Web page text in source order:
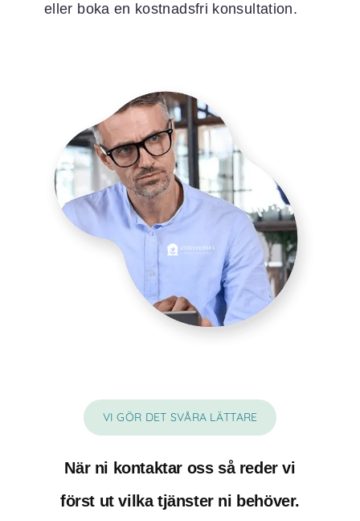
eller boka en kostnadsfri konsultation.
VI GÖR DET SVÅRA LÄTTARE
När ni kontaktar oss så reder vi
först ut vilka tjänster ni behöver.